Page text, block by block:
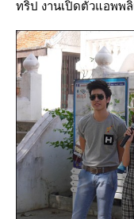
ทริป งานเปิดตัวแอพพ